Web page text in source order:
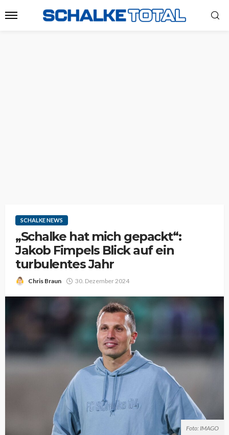
SCHALKE NEWS
„Schalke hat mich gepackt“:
Jakob Fimpels Blick auf ein
turbulentes Jahr
Chris Braun 30. Dezember 2024
Foto: IMAGO